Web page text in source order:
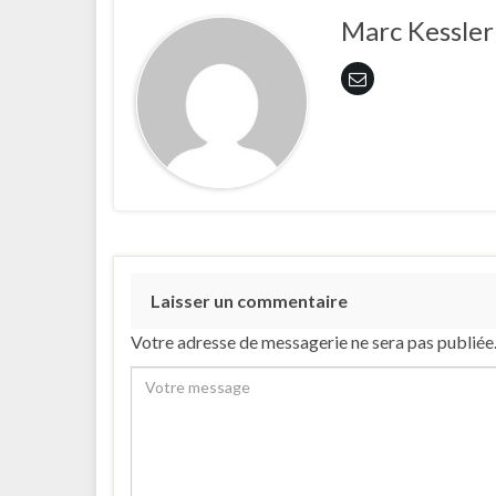
Marc Kessler
Laisser un commentaire
Votre adresse de messagerie ne sera pas publiée.